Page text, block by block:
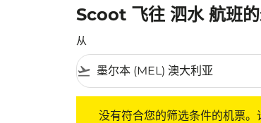
Scoot 飞往 泗水 航班
从
flight_takeoff
没有符合您的筛选条件的机票。